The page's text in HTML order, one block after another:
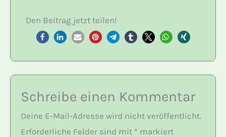
Den Beitrag jetzt teilen!
Schreibe einen Kommentar
Deine E-Mail-Adresse wird nicht veröffentlicht.
Erforderliche Felder sind mit * markiert